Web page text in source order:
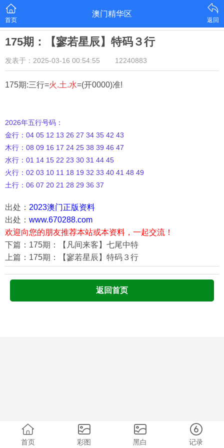
首页
澳门精华区
返回
175期：【寥若星辰】特码３行
发表于：2025-03-16 00:54:55 12240883
175期:三行=火.土.水=(开0000)准!
2026年五行号码：
金行：04 05 12 13 26 27 34 35 42 43
木行：08 09 16 17 24 25 38 39 46 47
水行：01 14 15 22 23 30 31 44 45
火行：02 03 10 11 18 19 32 33 40 41 48 49
土行：06 07 20 21 28 29 36 37
出处： 2023澳门正版资料
出处： www.670288.com
欢迎向您的朋友推荐本站或本资料，一起交流！
下篇：175期：【凡间来客】七尾中特
上篇：175期：【寥若星辰】特码３行
返回首页
首页 彩图 黑白 记录